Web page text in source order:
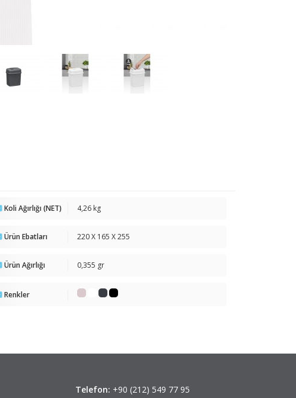
Koli Ağırlığı (NET) 4,26 kg
Ürün Ebatları 220 X 165 X 255
Ürün Ağırlığı 0,355 gr
Renkler
Telefon: +90 (212) 549 77 95